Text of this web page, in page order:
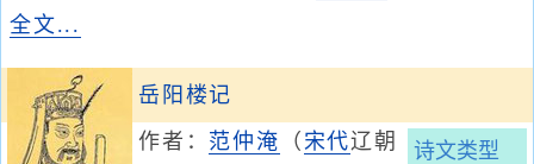
全文...
岳阳楼记
诗文类型
作者： 范仲淹 （ 宋代辽朝